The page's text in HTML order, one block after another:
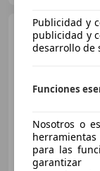
02/2020
Publicidad y
publicidad y
desarrollo de
Funciones
Nosotros o
para las